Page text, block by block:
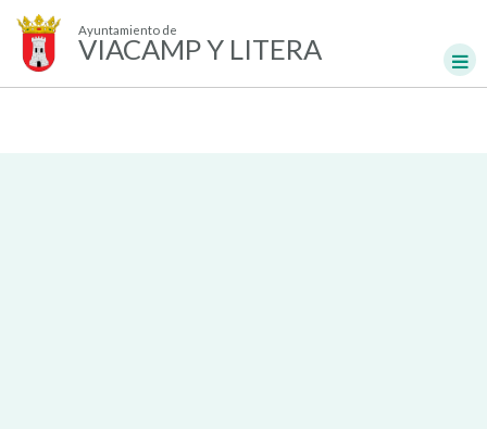
Ayuntamiento de
VIACAMP Y LITERA